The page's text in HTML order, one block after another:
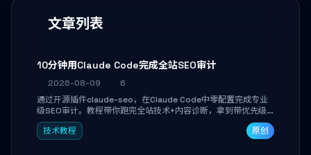
文章列表
10分钟用Claude Code完成全站SEO审计
2026-08-09
6
通过开源插件claude-seo，在Claude Code中零配置完成专业
级SEO审计。教程带你跑完全站技术+内容诊断，拿到带优先级
和验证方法的可执行修复清单，适合独立开发者、SEO从业者和
站长快速上手。
技术教程 原创